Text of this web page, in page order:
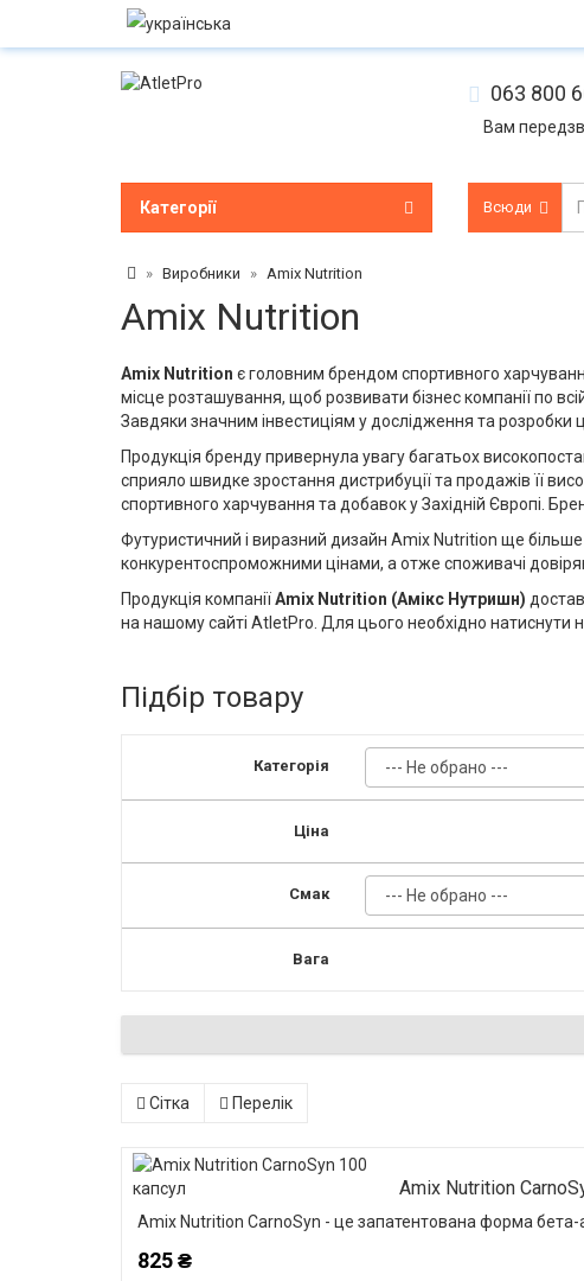
063 800
Вам
Всюди
Категорії
Виробники Amix Nutrition
Amix Nutrition
Amix Nutrition є головним брендом спортивного
місце розташування, щоб розвивати бізнес компанії по
Завдяки значним інвестиціям у дослідження та
Продукція бренду привернула увагу багатьох
сприяло швидке зростання дистрибуції та продажів її
спортивного харчування та добавок у Західній Європі.
Футуристичний і виразний дизайн Amix Nutrition ще
конкурентоспроможними цінами, а отже споживачі
Продукція компаніїAmix Nutrition (Амікс Нутришн)
на нашому сайті AtletPro . Для цього необхідно
Підбір товару
Категорія
Ціна
Смак
Вага
Сітка Перелік
Amix Nutrition
Amix Nutrition CarnoSyn - це запатентована форма бета-
825 ₴